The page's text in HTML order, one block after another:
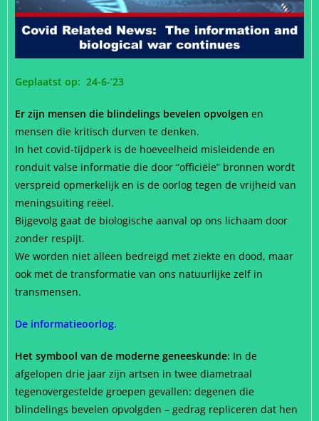
Geplaatst op: 24-6-’23
Er zijn mensen die blindelings bevelen opvolgen en
mensen die kritisch durven te denken.
In het covid-tijdperk is de hoeveelheid misleidende en
ronduit valse informatie die door “officiële” bronnen wordt
verspreid opmerkelijk en is de oorlog tegen de vrijheid van
meningsuiting reëel.
Bijgevolg gaat de biologische aanval op ons lichaam door
zonder respijt.
We worden niet alleen bedreigd met ziekte en dood, maar
ook met de transformatie van ons natuurlijke zelf in
transmensen.
De informatieoorlog.
Het symbool van de moderne geneeskunde: In de
afgelopen drie jaar zijn artsen in twee diametraal
tegenovergestelde groepen gevallen: degenen die
blindelings bevelen opvolgden – gedrag repliceren dat hen